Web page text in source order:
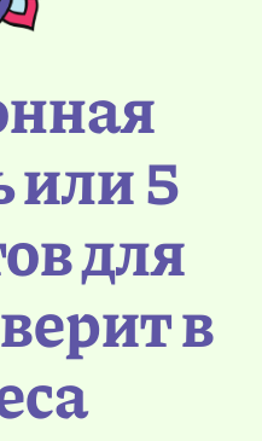
или 5
для
в